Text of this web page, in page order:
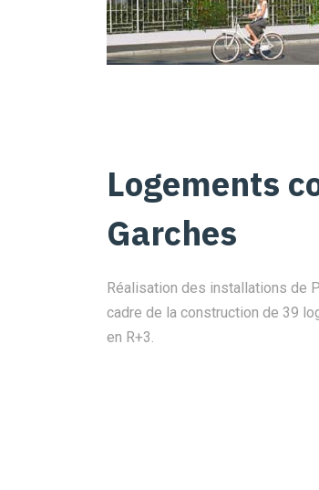
Logements
Garches
Réalisation des installations de
cadre de la construction de 39
en R+3.